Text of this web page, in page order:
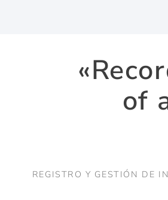
of
REGISTRO Y GESTIÓN DE